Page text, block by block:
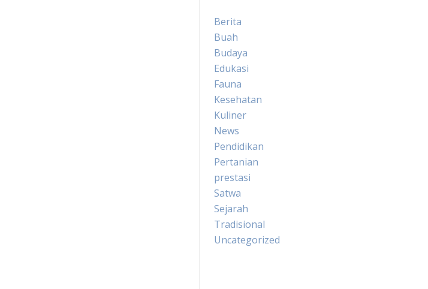
Berita
Buah
Budaya
Edukasi
Fauna
Kesehatan
Kuliner
News
Pendidikan
Pertanian
prestasi
Satwa
Sejarah
Tradisional
Uncategorized